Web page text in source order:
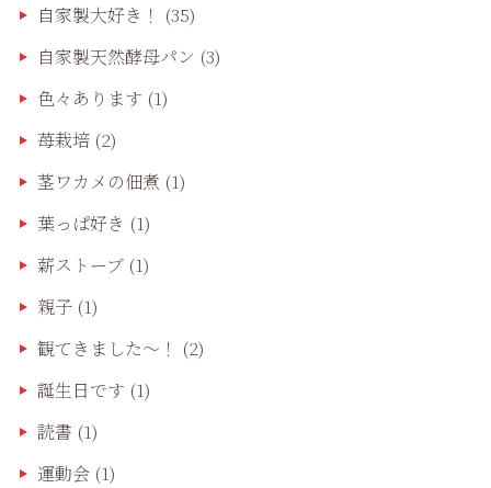
自家製大好き！ (35)
自家製天然酵母パン (3)
色々あります (1)
苺栽培(2)
茎ワカメの佃煮 (1)
葉っぱ好き (1)
薪ストーブ(1)
親子(1)
観てきました〜！ (2)
誕生日です (1)
読書 (1)
運動会(1)